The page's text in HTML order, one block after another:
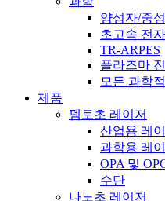
양성자/중
초고속 전
TR-ARPES
플라즈마
모든 과학
제품
펨토초 레이저
산업용 레
과학용 레
OPA 및
수단
나노초 레이저